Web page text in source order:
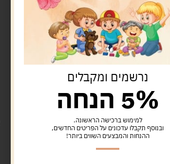
בימבות
בימבה אורקולית – פו הדוב
199.00ש"ח
נרשמים ומקבלים
5% הנחה
למימוש ברכישה הראשונה.
ובנוסף תקבלו עדכונים על הפריטים החדשים,
ההנחות והמבצעים השווים ביותר!